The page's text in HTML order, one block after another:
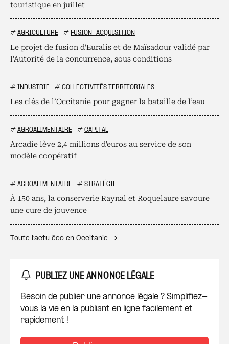
touristique en juillet
# AGRICULTURE # FUSION-ACQUISITION
Le projet de fusion d'Euralis et de Maïsadour validé par
l'Autorité de la concurrence, sous conditions
# INDUSTRIE # COLLECTIVITÉS TERRITORIALES
Les clés de l’Occitanie pour gagner la bataille de l’eau
# AGROALIMENTAIRE # CAPITAL
Arcadie lève 2,4 millions d'euros au service de son
modèle coopératif
# AGROALIMENTAIRE # STRATÉGIE
À 150 ans, la conserverie Raynal et Roquelaure savoure
une cure de jouvence
Toute l’actu éco en Occitanie
PUBLIEZ UNE ANNONCE LÉGALE
Besoin de publier une annonce légale ? Simplifiez-
vous la vie en la publiant en ligne facilement et
rapidement !